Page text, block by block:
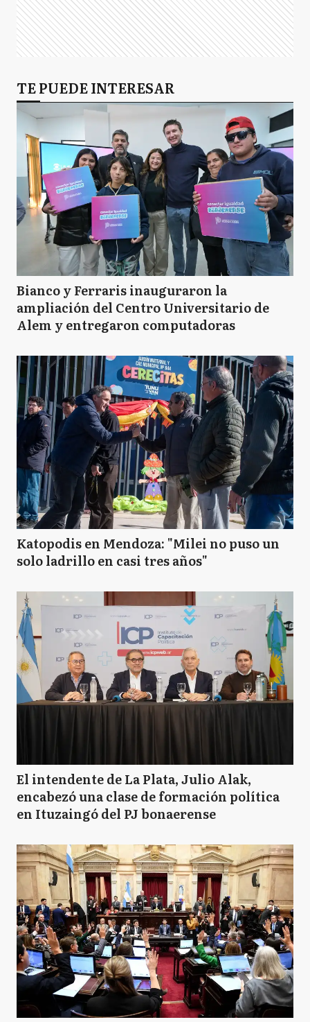
TE PUEDE INTERESAR
Bianco y Ferraris inauguraron la
ampliación del Centro Universitario de
Alem y entregaron computadoras
Katopodis en Mendoza: "Milei no puso un
solo ladrillo en casi tres años"
El intendente de La Plata, Julio Alak,
encabezó una clase de formación política
en Ituzaingó del PJ bonaerense